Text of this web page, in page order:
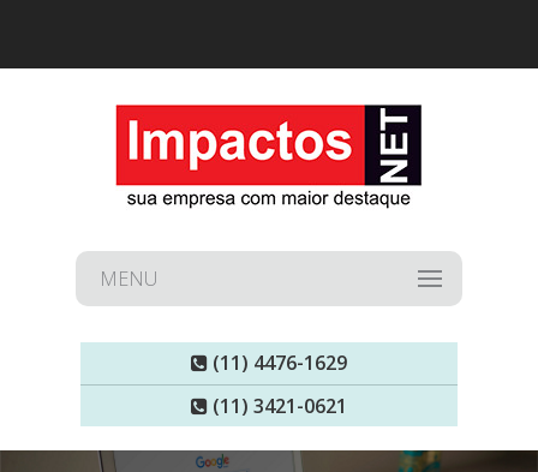
MENU
(11) 4476-1629
(11) 3421-0621